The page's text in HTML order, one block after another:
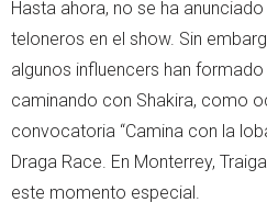
Hasta ahora, no se ha
teloneros en el show. Sin
algunos influencers han
caminando con Shakira, como
convocatoria “Camina con la
Draga Race. En Monterrey,
este momento especial.